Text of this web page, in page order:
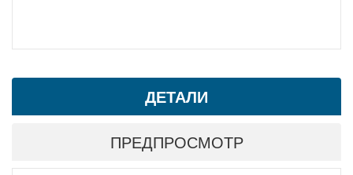
СТАТУС СТАНДАРТА
ДЕТАЛИ
ПРЕДПРОСМОТР